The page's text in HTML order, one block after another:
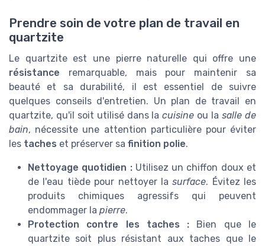
Prendre soin de votre plan de travail en
quartzite
Le quartzite est une pierre naturelle qui offre une
résistance remarquable, mais pour maintenir sa
beauté et sa durabilité, il est essentiel de suivre
quelques conseils d'entretien. Un plan de travail en
quartzite, qu'il soit utilisé dans lacuisine ou lasalle de
bain, nécessite une attention particulière pour éviter
les taches et préserver sa finition polie.
Nettoyage quotidien :Utilisez un chiffon doux et
de l'eau tiède pour nettoyer lasurface. Évitez les
produits chimiques agressifs qui peuvent
endommager la pierre.
Protection contre les taches : Bien que le
quartzite soit plus résistant aux taches que le